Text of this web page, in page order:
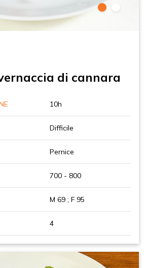
di cannara
10h
Difficile
Pernice
700 - 800
M 69 ; F 95
4